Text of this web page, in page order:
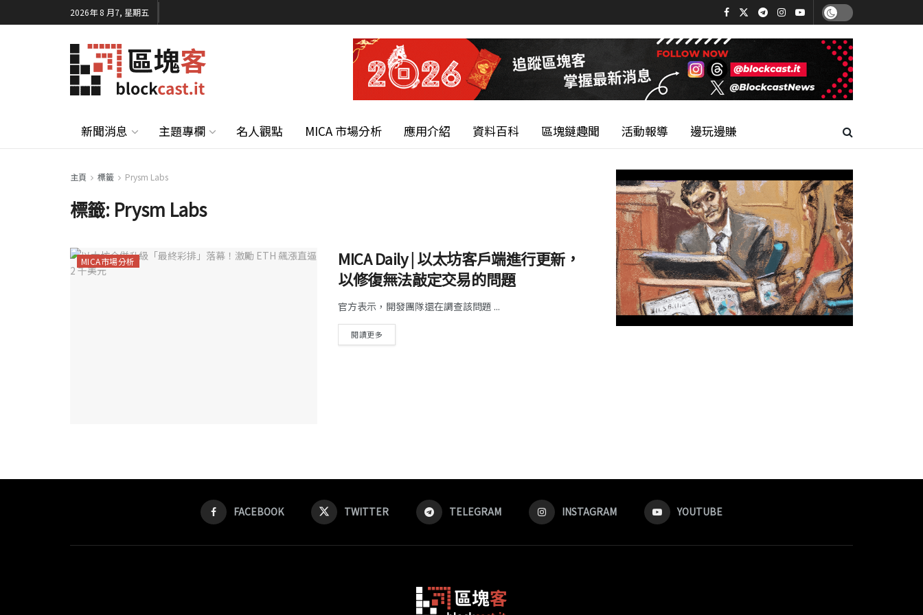
2026年 8 月7, 星期五
新聞消息 主題專欄 名人觀點 MICA 市場分析 應用介紹 資料百科 區塊鏈趣聞 活動報導 邊玩邊賺
主頁 標籤 Prysm Labs
標籤: Prysm Labs
MICA市場分析
MICA Daily | 以太坊客戶端進行更新，
以修復無法敲定交易的問題
官方表示，開發團隊還在調查該問題 ...
閱讀更多
FACEBOOK TWITTER TELEGRAM INSTAGRAM YOUTUBE